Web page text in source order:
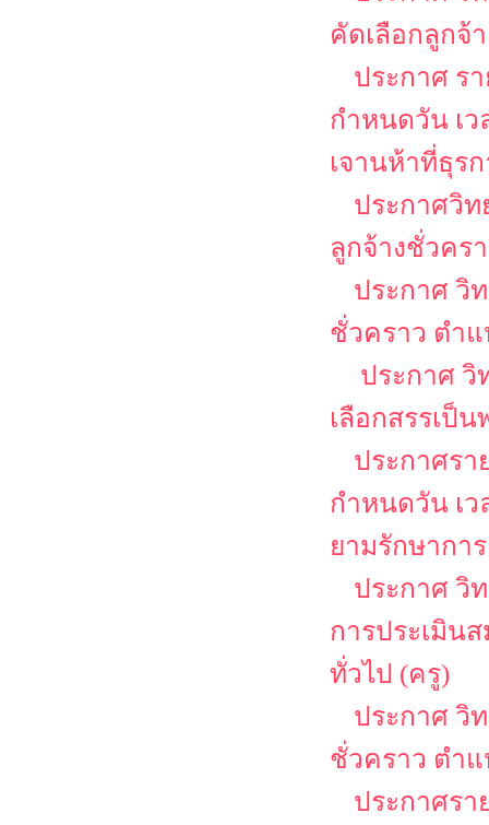
คัดเลือกลูกจ้
ประกาศ ร
กำหนดวัน เ
เจานห้าที่ธุร
ประกาศวิท
ลูกจ้างชั่วคร
ประกาศ วิ
ชั่วคราว ตำ
ประกาศ วิ
เลือกสรรเป็
ประกาศรา
กำหนดวัน เ
ยามรักษากา
ประกาศ วิ
การประเมิน
ทั่วไป (ครู)
ประกาศ วิ
ชั่วคราว ตำ
ประกาศรา